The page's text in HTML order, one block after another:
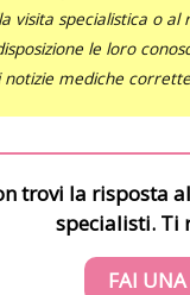
visita specialistica o
le loro
notizie mediche
trovi la risposta
specialisti. Ti
FAI UNA